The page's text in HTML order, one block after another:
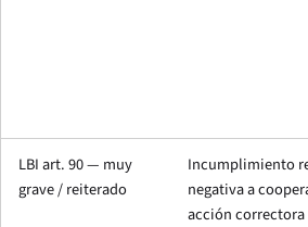
LBI art. 90 — muy
grave / reiterado
Incumplimiento
negativa a
acción correctora